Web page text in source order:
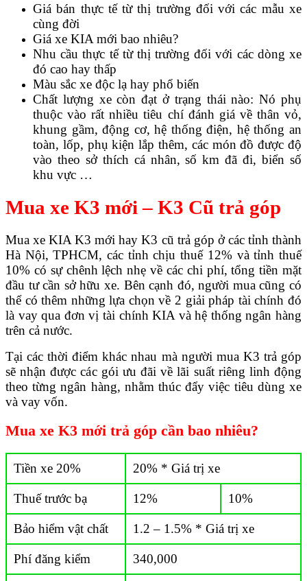
Giá bán thực tế từ thị trường đối với các mẫu xe
cùng đời
Giá xe KIA mới bao nhiêu?
Nhu cầu thực tế từ thị trường đối với các dòng xe
đó cao hay thấp
Màu sắc xe độc lạ hay phổ biến
Chất lượng xe còn đạt ở trạng thái nào: Nó phụ
thuộc vào rất nhiều tiêu chí đánh giá về thân vỏ,
khung gầm, động cơ, hệ thống điện, hệ thống an
toàn, lốp, phụ kiện lắp thêm, các món đồ được độ
vào theo sở thích cá nhân, số km đã đi, biển số
khu vực …
Mua xe K3 mới – K3 Cũ trả góp
Mua xe KIA K3 mới hay K3 cũ trả góp ở các tỉnh thành
Hà Nội, TPHCM, các tỉnh chịu thuế 12% và tỉnh thuế
10% có sự chênh lệch nhẹ về các chi phí, tổng tiền mặt
đầu tư cần sở hữu xe. Bên cạnh đó, người mua cũng có
thể có thêm những lựa chọn về 2 giải pháp tài chính đó
là vay qua đơn vị tài chính KIA và hệ thống ngân hàng
trên cả nước.
Tại các thời điểm khác nhau mà người mua K3 trả góp
sẽ nhận được các gói ưu đãi về lãi suất riêng linh động
theo từng ngân hàng, nhằm thúc đẩy việc tiêu dùng xe
và vay vốn.
Mua xe K3 mới trả góp cần bao nhiêu?
Tiền xe 20% 20% * Giá trị xe
Thuế trước bạ 12% 10%
Bảo hiểm vật chất 1.2 – 1.5% * Giá trị xe
Phí đăng kiểm 340,000